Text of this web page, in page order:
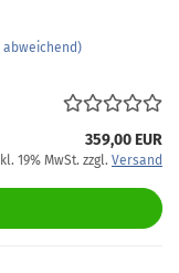
abweichend)
359,00 EUR
19% MwSt. zzgl. Versand